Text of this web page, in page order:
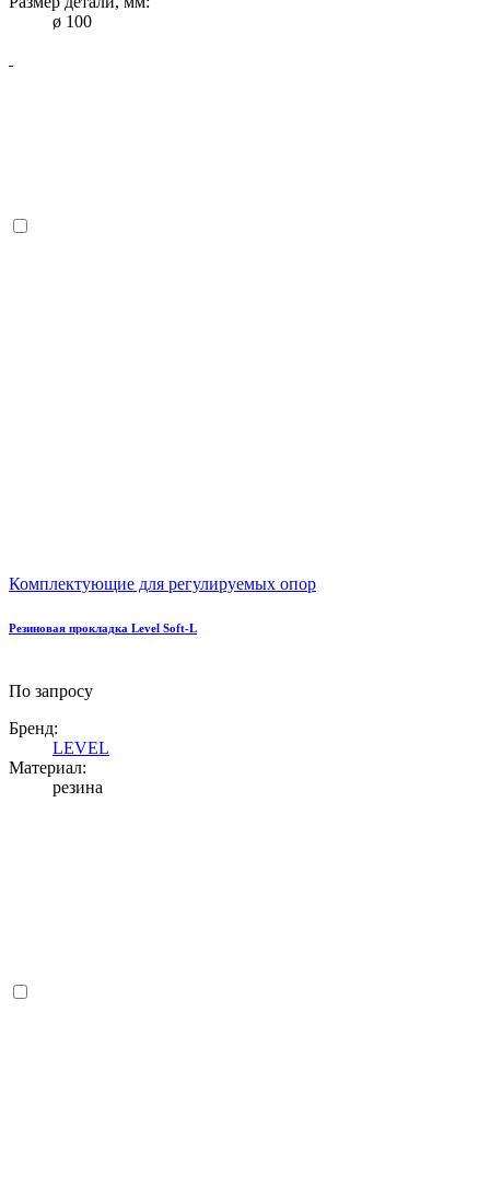
ø 100
Комплектующие для регулируемых опор
Резиновая прокладка Level Soft-L
По запросу
Бренд:
LEVEL
Материал:
резина